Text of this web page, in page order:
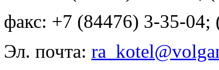
факс: +7 (84476) 3-35-04;
Эл. почта: